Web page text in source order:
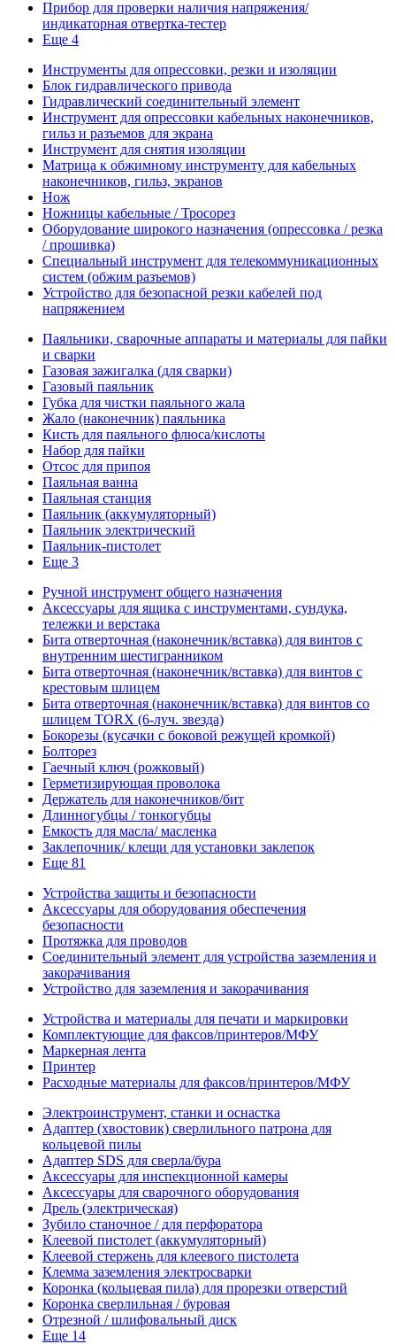
Прибор для проверки наличия напряжения/
индикаторная отвертка-тестер
Еще 4
Инструменты для опрессовки, резки и изоляции
Блок гидравлического привода
Гидравлический соединительный элемент
Инструмент для опрессовки кабельных наконечников,
гильз и разъемов для экрана
Инструмент для снятия изоляции
Матрица к обжимному инструменту для кабельных
наконечников, гильз, экранов
Нож
Ножницы кабельные / Тросорез
Оборудование широкого назначения (опрессовка / резка
/ прошивка)
Специальный инструмент для телекоммуникационных
систем (обжим разъемов)
Устройство для безопасной резки кабелей под
напряжением
Паяльники, сварочные аппараты и материалы для пайки
и сварки
Газовая зажигалка (для сварки)
Газовый паяльник
Губка для чистки паяльного жала
Жало (наконечник) паяльника
Кисть для паяльного флюса/кислоты
Набор для пайки
Отсос для припоя
Паяльная ванна
Паяльная станция
Паяльник (аккумуляторный)
Паяльник электрический
Паяльник-пистолет
Еще 3
Ручной инструмент общего назначения
Аксессуары для ящика с инструментами, сундука,
тележки и верстака
Бита отверточная (наконечник/вставка) для винтов с
внутренним шестигранником
Бита отверточная (наконечник/вставка) для винтов с
крестовым шлицем
Бита отверточная (наконечник/вставка) для винтов со
шлицем TORX (6-луч. звезда)
Бокорезы (кусачки с боковой режущей кромкой)
Болторез
Гаечный ключ (рожковый)
Герметизирующая проволока
Держатель для наконечников/бит
Длинногубцы / тонкогубцы
Емкость для масла/ масленка
Заклепочник/ клещи для установки заклепок
Еще 81
Устройства защиты и безопасности
Аксессуары для оборудования обеспечения
безопасности
Протяжка для проводов
Соединительный элемент для устройства заземления и
закорачивания
Устройство для заземления и закорачивания
Устройства и материалы для печати и маркировки
Комплектующие для факсов/принтеров/МФУ
Маркерная лента
Принтер
Расходные материалы для факсов/принтеров/МФУ
Электроинструмент, станки и оснастка
Адаптер (хвостовик) сверлильного патрона для
кольцевой пилы
Адаптер SDS для сверла/бура
Аксессуары для инспекционной камеры
Аксессуары для сварочного оборудования
Дрель (электрическая)
Зубило станочное / для перфоратора
Клеевой пистолет (аккумуляторный)
Клеевой стержень для клеевого пистолета
Клемма заземления электросварки
Коронка (кольцевая пила) для прорезки отверстий
Коронка сверлильная / буровая
Отрезной / шлифовальный диск
Еще 14